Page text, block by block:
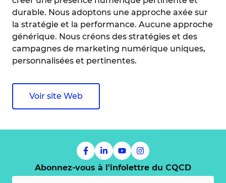
durable. Nous adoptons une approche axée sur
la stratégie et la performance. Aucune approche
générique. Nous créons des stratégies et des
campagnes de marketing numérique uniques,
personnalisées et pertinentes.
Voir site Web
Abonnez-vous à l'infolettre du CQCD